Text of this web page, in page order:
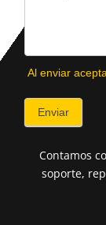
Al enviar
Enviar
Contamos
soporte,